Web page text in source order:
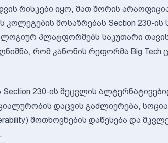
რისკები იყო, მათ შორის
კოლეგების მოსაზრებას Section 230-
პლატფორმებს საკუთარი თავის
რომ კანონის რეფორმა Big Tech
230-ის შეცვლის
დაცვის გაძლიერება,
მოთხოვნების დაწესება და